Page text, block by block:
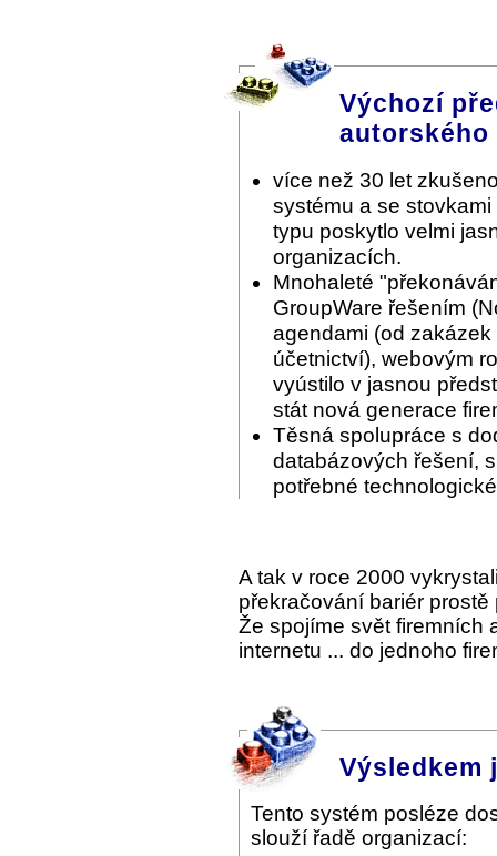
Výchozí
autorského
více než 30 let
systému a se
typu poskytlo velmi
organizacích.
Mnohaleté
GroupWare řešením
agendami (od
účetnictví), webovým
vyústilo v jasnou
stát nová generace
Těsná spolupráce s
databázových řešení,
potřebné
A tak v roce 2000
překračování bariér
Že spojíme svět firemních
internetu ... do jednoho
Výsledkem
Tento systém posléze
slouží řadě organizací: